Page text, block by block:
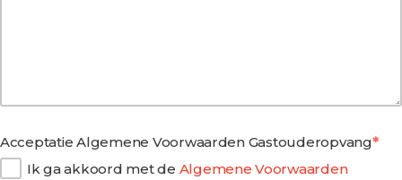
Acceptatie Algemene Voorwaarden Gastouderopvang
Ik ga akkoord met de Algemene Voorwaarden